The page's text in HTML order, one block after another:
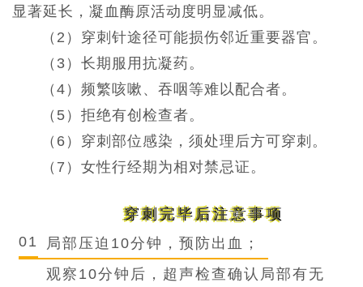
显著延长，凝血酶原活动度明显减低。
（2）穿刺针途径可能损伤邻近重要器官。
（3）长期服用抗凝药。
（4）频繁咳嗽、吞咽等难以配合者。
（5）拒绝有创检查者。
（6）穿刺部位感染，须处理后方可穿刺。
（7）女性行经期为相对禁忌证。
穿刺完毕后注意事项
01
局部压迫10分钟，预防出血；
观察10分钟后，超声检查确认局部有无